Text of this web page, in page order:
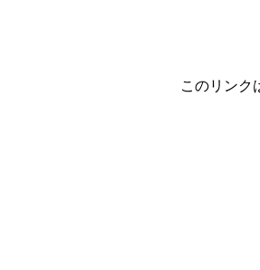
このリンク